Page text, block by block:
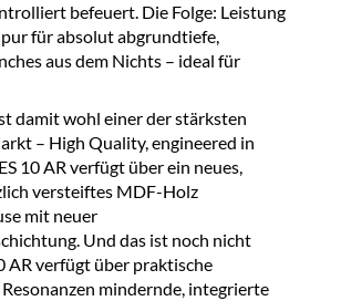
befeuert. Die Folge: Leistung
für absolut abgrundtiefe,
aus dem Nichts – ideal für
damit wohl einer der stärksten
– High Quality, engineered in
10 AR verfügt über ein neues,
versteiftes MDF-Holz
mit neuer
Und das ist noch nicht
AR verfügt über praktische
mindernde, integrierte